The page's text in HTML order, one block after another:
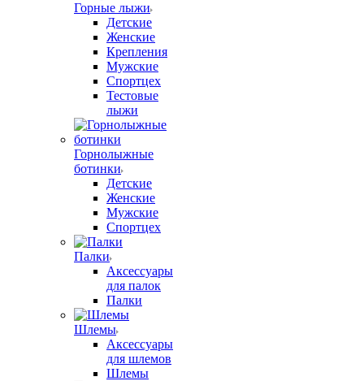
Горные лыжи
Детские
Женские
Крепления
Мужские
Спортцех
Тестовые
лыжи
Горнолыжные
ботинки
Детские
Женские
Мужские
Спортцех
Палки
Аксессуары
для палок
Палки
Шлемы
Аксессуары
для шлемов
Шлемы